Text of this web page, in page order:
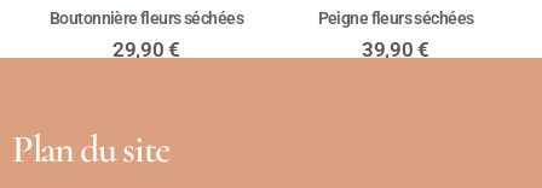
Boutonnière fleurs séchées
29,90€
Peigne fleurs séchées
39,90€
Plan du site